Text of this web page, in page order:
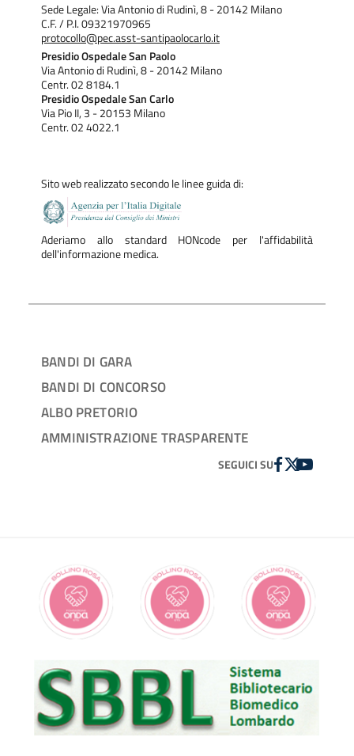
Sede Legale: Via Antonio di Rudinì, 8 - 20142 Milano
C.F. / P.I. 09321970965
protocollo@pec.asst-santipaolocarlo.it
Presidio Ospedale San Paolo
Via Antonio di Rudinì, 8 - 20142 Milano
Centr. 02 8184.1
Presidio Ospedale San Carlo
Via Pio II, 3 - 20153 Milano
Centr. 02 4022.1
Sito web realizzato secondo le linee guida di:
Aderiamo allo standard HONcode per l'affidabilità
dell'informazione medica.
BANDI DI GARA
BANDI DI CONCORSO
ALBO PRETORIO
AMMINISTRAZIONE TRASPARENTE
SEGUICI SUFACEBOOK
TWITTER
YOUTUBE